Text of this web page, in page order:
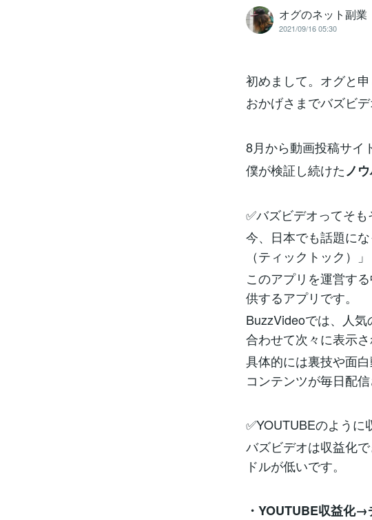
オグのネット副業
2021/09/16 05:30
初めまして。オグと申
おかげさまでバズビ
8月から動画投稿サイ
僕が検証し続けたノ
✅バズビデオってそも
今、日本でも話題に
（ティックトック）」
このアプリを運営す
供するアプリです。
BuzzVideoでは、人
合わせて次々に表示さ
具体的には裏技や面
コンテンツが毎日配信
✅YOUTUBEのように
バズビデオは収益化
ドルが低いです。
・YOUTUBE収益化